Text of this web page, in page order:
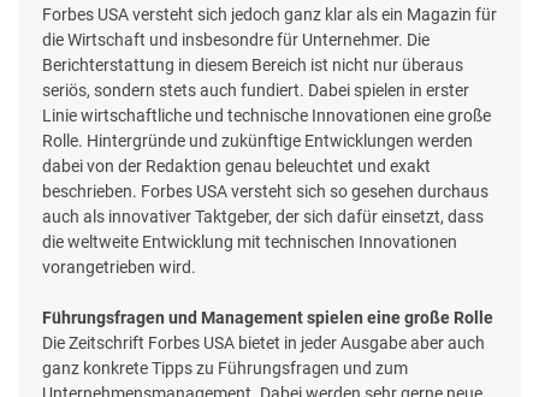
Forbes USA versteht sich jedoch ganz klar als ein Magazin für
die Wirtschaft und insbesondre für Unternehmer. Die
Berichterstattung in diesem Bereich ist nicht nur überaus
seriös, sondern stets auch fundiert. Dabei spielen in erster
Linie wirtschaftliche und technische Innovationen eine große
Rolle. Hintergründe und zukünftige Entwicklungen werden
dabei von der Redaktion genau beleuchtet und exakt
beschrieben. Forbes USA versteht sich so gesehen durchaus
auch als innovativer Taktgeber, der sich dafür einsetzt, dass
die weltweite Entwicklung mit technischen Innovationen
vorangetrieben wird.
Führungsfragen und Management spielen eine große Rolle
Die Zeitschrift Forbes USA bietet in jeder Ausgabe aber auch
ganz konkrete Tipps zu Führungsfragen und zum
Unternehmensmanagement. Dabei werden sehr gerne neue